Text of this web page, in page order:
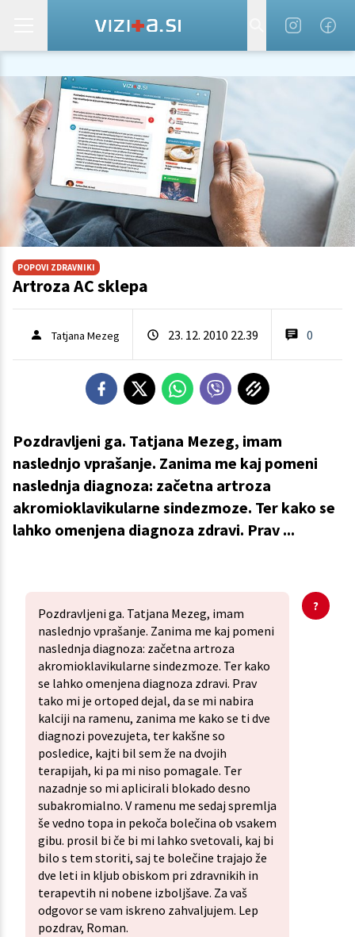
POPOVI ZDRAVNIKI
Artroza AC sklepa
Tatjana Mezeg 23. 12. 2010 22.39 0
Pozdravljeni ga. Tatjana Mezeg, imam
naslednjo vprašanje. Zanima me kaj pomeni
naslednja diagnoza: začetna artroza
akromioklavikularne sindezmoze. Ter kako se
lahko omenjena diagnoza zdravi. Prav ...
Pozdravljeni ga. Tatjana Mezeg, imam
naslednjo vprašanje. Zanima me kaj pomeni
naslednja diagnoza: začetna artroza
akromioklavikularne sindezmoze. Ter kako
se lahko omenjena diagnoza zdravi. Prav
tako mi je ortoped dejal, da se mi nabira
kalciji na ramenu, zanima me kako se ti dve
diagnozi povezujeta, ter kakšne so
posledice, kajti bil sem že na dvojih
terapijah, ki pa mi niso pomagale. Ter
nazadnje so mi aplicirali blokado desno
subakromialno. V ramenu me sedaj spremlja
še vedno topa in pekoča bolečina ob vsakem
gibu. prosil bi če bi mi lahko svetovali, kaj bi
bilo s tem storiti, saj te bolečine trajajo že
dve leti in kljub obiskom pri zdravnikih in
terapevtih ni nobene izboljšave. Za vaš
odgovor se vam iskreno zahvaljujem. Lep
pozdrav, Roman.